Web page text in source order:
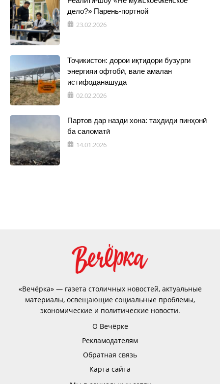
дело?» Парень-портной
23.02.2026
Тоҷикистон: дорои иқтидори бузурги
энергияи офтобӣ, вале амалан
истифоданашуда
02.02.2026
Партов дар назди хона: таҳдиди пинҳонӣ
ба саломатӣ
14.01.2026
«Вечёрка» — газета столичных новостей, актуальные
материалы, освещающие социальные проблемы,
экономические и политические новости.
О Вечёрке
Рекламодателям
Обратная связь
Карта сайта